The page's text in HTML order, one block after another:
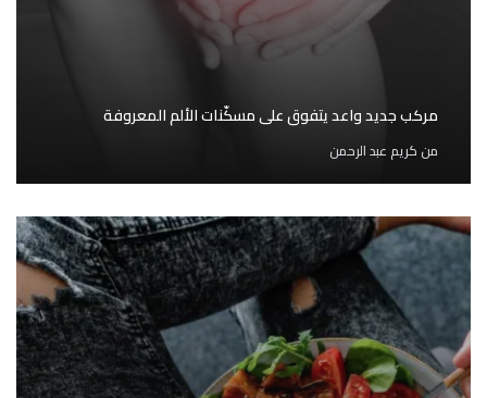
مركب جديد واعد يتفوق على مسكّنات الألم المعروفة
من كريم عبد الرحمن